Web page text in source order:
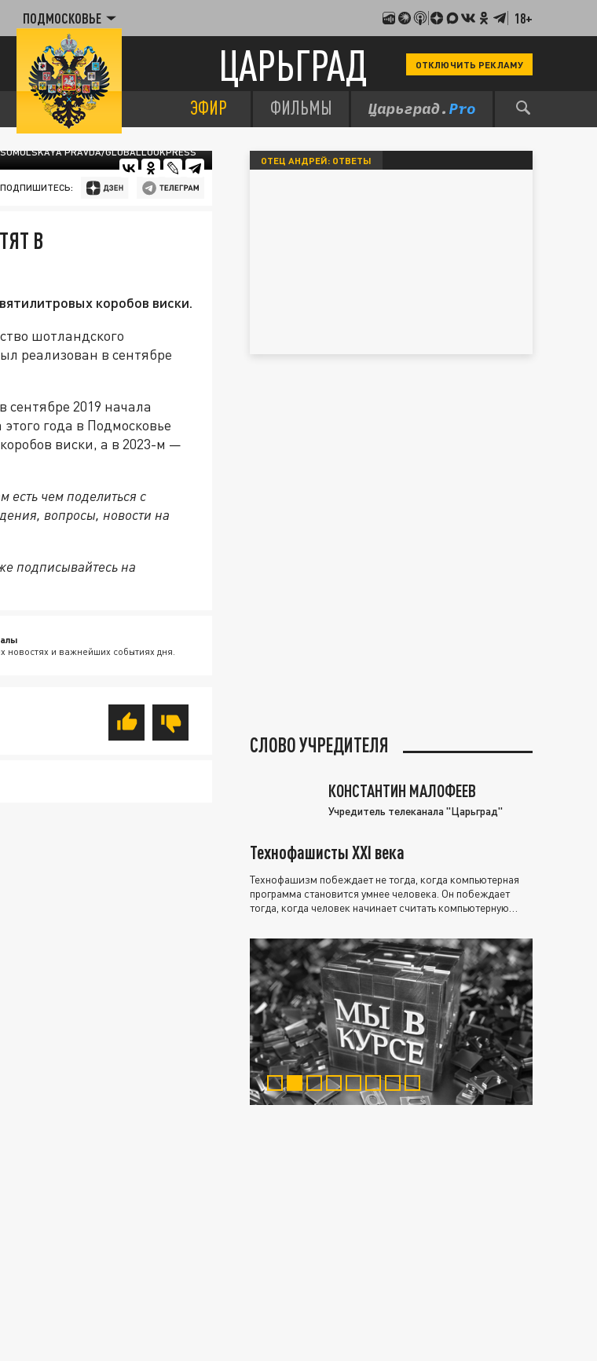
ПОДМОСКОВЬЕ 18+
ЦАРЬГРАД ОТКЛЮЧИТЬ РЕКЛАМУ
ЭФИР ФИЛЬМЫ
PRAVDA/GLOBALLOOKPRESS
ПОДПИШИТЕСЬ:
В
коробов виски.
шотландского
реализован в сентябре
сентябре 2019 начала
года в Подмосковье
виски, а в 2023-м —
есть чем поделиться с
вопросы, новости на
подписывайтесь на
новостях и важнейших событиях дня.
ОТЕЦ АНДРЕЙ: ОТВЕТЫ
СЛОВО УЧРЕДИТЕЛЯ
КОНСТАНТИН МАЛОФЕЕВ
Учредитель телеканала "Царьград"
Технофашисты XXI века
Технофашизм побеждает не тогда, когда компьютерная
программа становится умнее человека. Он побеждает
тогда, когда человек начинает считать компьютерную